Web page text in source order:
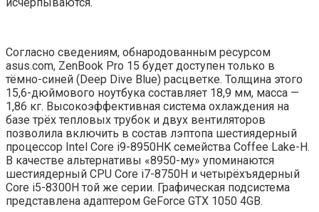
Согласно сведениям, обнародованным ресурсом
asus.com, ZenBook Pro 15 будет доступен только в
тёмно-синей (Deep Dive Blue) расцветке. Толщина этого
15,6-дюймового ноутбука составляет 18,9 мм, масса —
1,86 кг. Высокоэффективная система охлаждения на
базе трёх тепловых трубок и двух вентиляторов
позволила включить в состав лэптопа шестиядерный
процессор Intel Core i9-8950HK семейства Coffee Lake-H.
В качестве альтернативы «8950-му» упоминаются
шестиядерный CPU Core i7-8750H и четырёхъядерный
Core i5-8300H той же серии. Графическая подсистема
представлена адаптером GeForce GTX 1050 4GB.